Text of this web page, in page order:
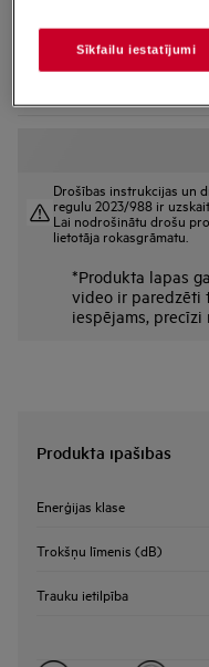
grozu, lai tas būtu ērti
mehānismu
Comfortrails ļauj trauku
Drošības instrukcijas un
regulu 2023/988 ir
Lai nodrošinātu drošu
lietotāja rokasgrāmatu.
*Produkta lapas
video ir paredzēti
iespējams, precīzi
Produkta īpašības
Enerģijas klase
Trokšņu līmenis (dB)
Trauku ietilpība
Sīkfailu iestatījumi